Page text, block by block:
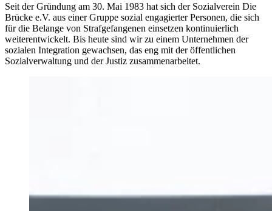
Seit der Gründung am 30. Mai 1983 hat sich der Sozialverein Die
Brücke e.V. aus einer Gruppe sozial engagierter Personen, die sich
für die Belange von Strafgefangenen einsetzen kontinuierlich
weiterentwickelt. Bis heute sind wir zu einem Unternehmen der
sozialen Integration gewachsen, das eng mit der öffentlichen
Sozialverwaltung und der Justiz zusammenarbeitet.